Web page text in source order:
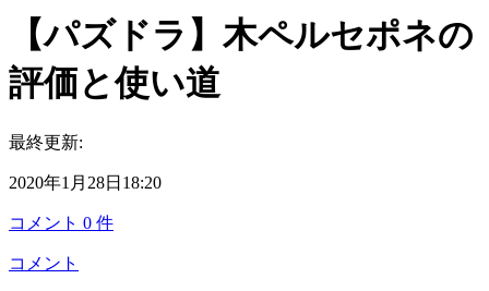
【パズドラ】木ペルセポネの
評価と使い道
最終更新:
2020年1月28日18:20
コメント 0 件
コメント